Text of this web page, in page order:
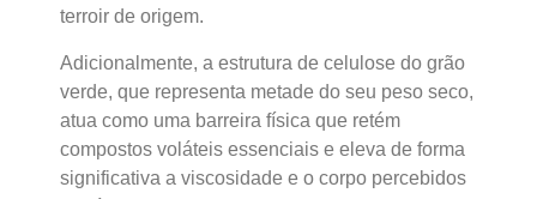
terroir de origem.
Adicionalmente, a estrutura de celulose do grão
verde, que representa metade do seu peso seco,
atua como uma barreira física que retém
compostos voláteis essenciais e eleva de forma
significativa a viscosidade e o corpo percebidos